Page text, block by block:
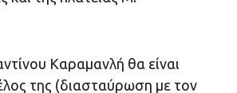
Καραμανλή θα είναι
της (διασταύρωση με τον